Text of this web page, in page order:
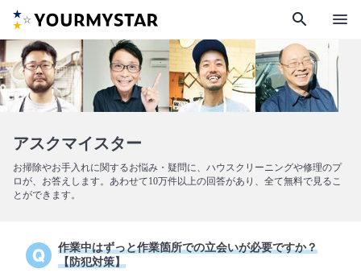
search menu
アスクマイスター
お掃除やお手入れに関するお悩み・疑問に、ハウスクリーニングや修理のプ
ロが、お答えします。あわせて10万件以上の回答があり、全て無料で見るこ
とができます。
作業中はずっと作業箇所での立会いが必要ですか？
【防犯対策】